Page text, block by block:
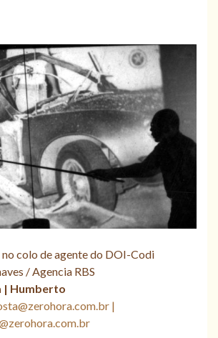
colo de agente do DOI-Codi
/ Agencia RBS
| Humberto
|